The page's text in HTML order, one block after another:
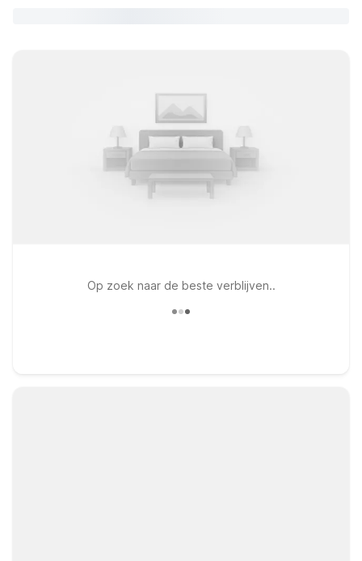
Op zoek naar de beste verblijven..